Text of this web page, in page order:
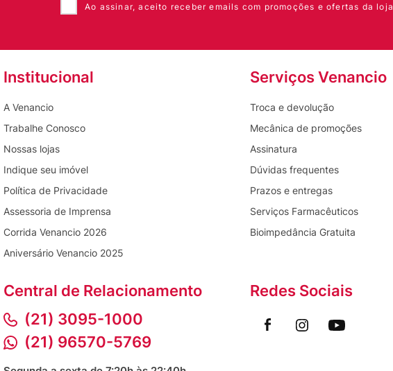
Ao assinar, aceito receber emails com promoções e ofertas da loja
Institucional
A Venancio
Trabalhe Conosco
Nossas lojas
Indique seu imóvel
Política de Privacidade
Assessoria de Imprensa
Corrida Venancio 2026
Aniversário Venancio 2025
Serviços Venancio
Troca e devolução
Mecânica de promoções
Assinatura
Dúvidas frequentes
Prazos e entregas
Serviços Farmacêuticos
Bioimpedância Gratuita
Central de Relacionamento
(21) 3095-1000
(21) 96570-5769
Redes Sociais